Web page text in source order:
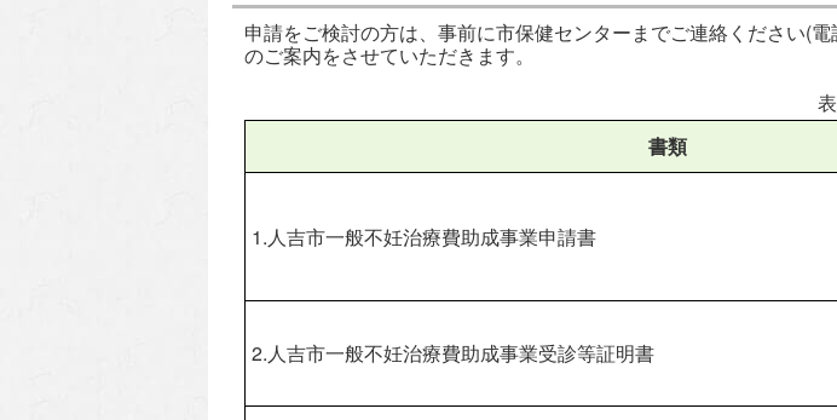
申請をご検討の方は、事前に市保健センターまでご連絡ください(
のご案内をさせていただきます。
書類
1.人吉市一般不妊治療費助成事業申請書
2.人吉市一般不妊治療費助成事業受診等証明書